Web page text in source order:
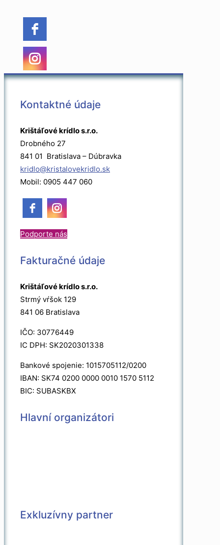
Kontaktné údaje
Krištáľové krídlo s.r.o.
Drobného 27
841 01 Bratislava – Dúbravka
kridlo@kristalovekridlo.sk
Mobil: 0905 447 060
Podporte nás
Fakturačné údaje
Krištáľové krídlo s.r.o.
Strmý vŕšok 129
841 06 Bratislava
IČO: 30776449
IC DPH: SK2020301338
Bankové spojenie: 1015705112/0200
IBAN: SK74 0200 0000 0010 1570 5112
BIC: SUBASKBX
Hlavní organizátori
Exkluzívny partner